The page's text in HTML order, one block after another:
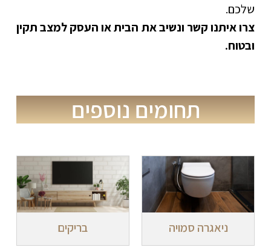
שלכם.
צרו איתנו קשר ונשיב את הבית או העסק למצב תקין
ובטוח.
תחומים נוספים
ניאגרה סמויה בריקים